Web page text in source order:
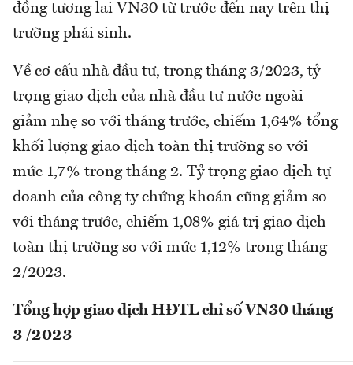
đồng tương lai VN30 từ trước đến nay trên thị
trường phái sinh.
Về cơ cấu nhà đầu tư, trong tháng 3/2023, tỷ
trọng giao dịch của nhà đầu tư nước ngoài
giảm nhẹ so với tháng trước, chiếm 1,64% tổng
khối lượng giao dịch toàn thị trường so với
mức 1,7% trong tháng 2. Tỷ trọng giao dịch tự
doanh của công ty chứng khoán cũng giảm so
với tháng trước, chiếm 1,08% giá trị giao dịch
toàn thị trường so với mức 1,12% trong tháng
2/2023.
Tổng hợp giao dịch HĐTL chỉ số VN30 tháng
3 /2023